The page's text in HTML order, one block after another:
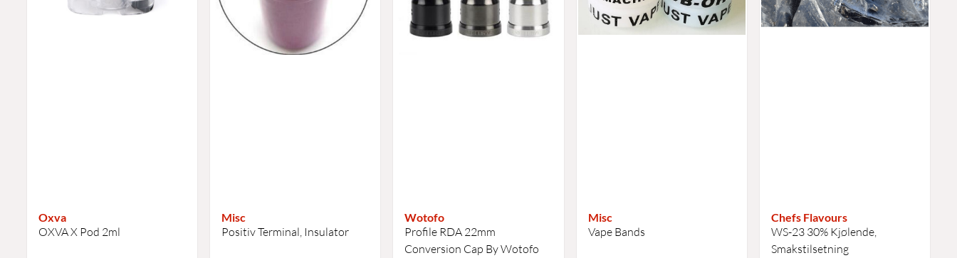
Oxva
OXVA X Pod 2ml
Misc
Positiv Terminal, Insulator
Wotofo
Profile RDA 22mm
Conversion Cap By Wotofo
Misc
Vape Bands
Chefs Flavours
WS-23 30% Kjølende,
Smakstilsetning